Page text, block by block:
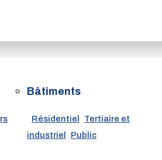
Bâtiments
Résidentiel Tertiaire et
industriel Public